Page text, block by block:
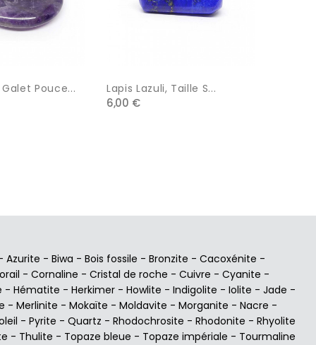
Pouce... Lapis Lazuli, Taille S...
6,00 €
Azurite - Biwa - Bois fossile - Bronzite - Cacoxénite -
- Cornaline - Cristal de roche - Cuivre - Cyanite -
- Hématite - Herkimer - Howlite - Indigolite - Iolite - Jade -
- Merlinite - Mokaïte - Moldavite - Morganite - Nacre -
- Pyrite - Quartz - Rhodochrosite - Rhodonite - Rhyolite
- Thulite - Topaze bleue - Topaze impériale - Tourmaline